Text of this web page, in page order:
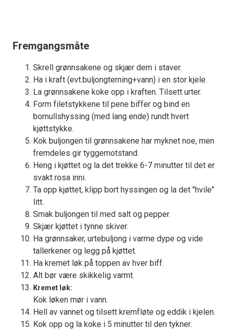
Fremgangsmåte
Skrell grønnsakene og skjær dem i staver.
Ha i kraft (evt.buljongterning+vann) i en stor kjele.
La grønnsakene koke opp i kraften. Tilsett urter.
Form filetstykkene til pene biffer og bind en
bomullshyssing (med lang ende) rundt hvert
kjøttstykke.
Kok buljongen til grønnsakene har myknet noe, men
fremdeles gir tyggemotstand.
Heng i kjøttet og la det trekke 6-7 minutter til det er
svakt rosa inni.
Ta opp kjøttet, klipp bort hyssingen og la det "hvile"
litt.
Smak buljongen til med salt og pepper.
Skjær kjøttet i tynne skiver.
Ha grønnsaker, urtebuljong i varme dype og vide
tallerkener og legg på kjøttet.
Ha kremet løk på toppen av hver biff.
Alt bør være skikkelig varmt.
Kremet løk:
Kok løken mør i vann.
Hell av vannet og tilsett kremfløte og eddik i kjelen.
Kok opp og la koke i 5 minutter til den tykner.